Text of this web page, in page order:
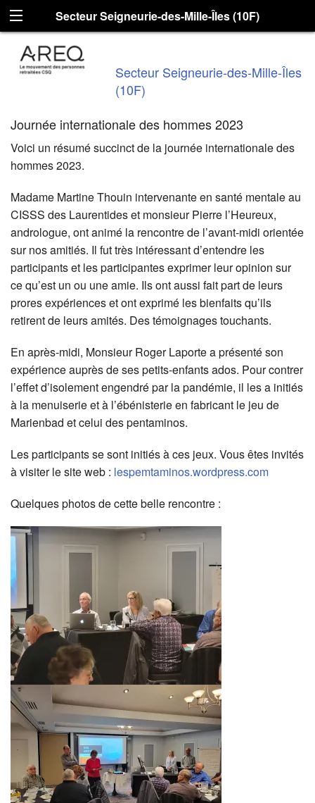
Secteur Seigneurie-des-Mille-Îles (10F)
Secteur Seigneurie-des-Mille-Îles
(10F)
Journée internationale des hommes 2023
Voici un résumé succinct de la journée internationale des
hommes 2023.
Madame Martine Thouin intervenante en santé mentale au
CISSS des Laurentides et monsieur Pierre l’Heureux,
andrologue, ont animé la rencontre de l’avant-midi orientée
sur nos amitiés. Il fut très intéressant d’entendre les
participants et les participantes exprimer leur opinion sur
ce qu’est un ou une amie. Ils ont aussi fait part de leurs
prores expériences et ont exprimé les bienfaits qu’ils
retirent de leurs amités. Des témoignages touchants.
En après-midi, Monsieur Roger Laporte a présenté son
expérience auprès de ses petits-enfants ados. Pour contrer
l’effet d’isolement engendré par la pandémie, il les a initiés
à la menuiserie et à l’ébénisterie en fabricant le jeu de
Marienbad et celui des pentaminos.
Les participants se sont initiés à ces jeux. Vous êtes invités
à visiter le site web : lespemtaminos.wordpress.com
Quelques photos de cette belle rencontre :